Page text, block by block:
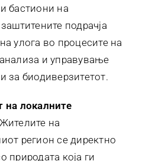
бастиони на
подрачја
улога во процесите на
и управување
за биодиверзитетот.
на локалните
Жителите на
регион се директно
природата која ги